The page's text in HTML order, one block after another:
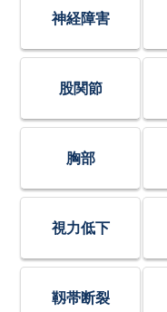
神経障害
股関節
胸部
視力低下
靱帯断裂